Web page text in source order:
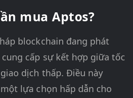
mua Aptos?
blockchain đang phát
cấp sự kết hợp giữa tốc
dịch thấp. Điều này
lựa chọn hấp dẫn cho